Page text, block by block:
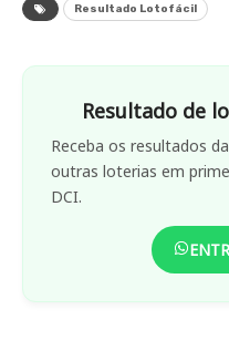
Resultado Lotofácil
Resultado de
Receba os resultados
outras loterias em
DCI.